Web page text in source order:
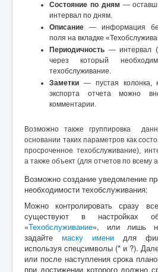
Состояние по дням —
интервал по дням.
Описание — информация
поля на вкладке
Периодичность — интервал
через который
техобслуживание.
Заметки — пустая колонка,
экспорта отчета можно
комментарии.
Возможно также группировка
основании таких параметров как
просроченное техобслуживание),
а также объект (для отчетов по всему
Возможно создание уведомление
необходимости техобслуживания:
Можно контролировать сразу
существуют в настройках
«Техобслуживание», или лишь
задайте маску имени для
используя спецсимволы (* и ?).
или после наступления срока
при достижении которого должно